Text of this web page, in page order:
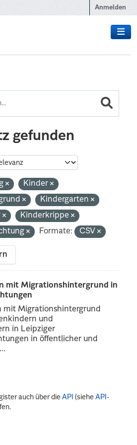
Anmelden
gefunden
Kinder
Kindergarten
Kinderkrippe
Formate: CSV
mit Migrationshintergrund in
mit Migrationshintergrund
und
in Leipziger
in öffentlicher und
auch über dieAPI (sieheAPI-